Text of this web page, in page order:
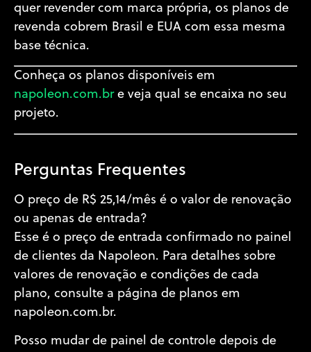
quer revender com marca própria, os planos de
revenda cobrem Brasil e EUA com essa mesma
base técnica.
Conheça os planos disponíveis em
napoleon.com.bre veja qual se encaixa no seu
projeto.
Perguntas Frequentes
O preço de R$ 25,14/mês é o valor de renovação
ou apenas de entrada?
Esse é o preço de entrada confirmado no painel
de clientes da Napoleon. Para detalhes sobre
valores de renovação e condições de cada
plano, consulte a página de planos em
napoleon.com.br.
Posso mudar de painel de controle depois de